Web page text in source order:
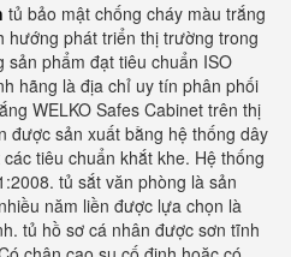
tủ bảo mật chống cháy màu trắng
hướng phát triển thị trường trong
phẩm đạt tiêu chuẩn ISO
hãng là địa chỉ uy tín phân phối
WELKO Safes Cabinet trên thị
được sản xuất bằng hệ thống dây
tiêu chuẩn khắt khe. Hệ thống
tủ sắt văn phòng là sản
năm liền được lựa chọn là
tủ hồ sơ cá nhân được sơn tĩnh